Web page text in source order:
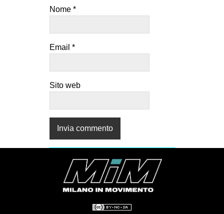
Nome *
Email *
Sito web